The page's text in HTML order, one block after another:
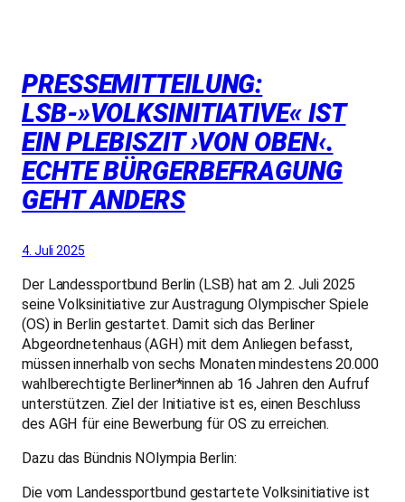
PRESSEMITTEILUNG:
LSB-»VOLKSINITIATIVE« IST
EIN PLEBISZIT ›VON OBEN‹.
ECHTE BÜRGERBEFRAGUNG
GEHT ANDERS
4. Juli 2025
Der Landessportbund Berlin (LSB) hat am 2. Juli 2025
seine Volksinitiative zur Austragung Olympischer Spiele
(OS) in Berlin gestartet. Damit sich das Berliner
Abgeordnetenhaus (AGH) mit dem Anliegen befasst,
müssen innerhalb von sechs Monaten mindestens 20.000
wahlberechtigte Berliner*innen ab 16 Jahren den Aufruf
unterstützen. Ziel der Initiative ist es, einen Beschluss
des AGH für eine Bewerbung für OS zu erreichen.
Dazu das Bündnis NOlympia Berlin:
Die vom Landessportbund gestartete Volksinitiative ist